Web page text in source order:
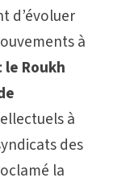
d’évoluer
à
le Roukh
à
des
la